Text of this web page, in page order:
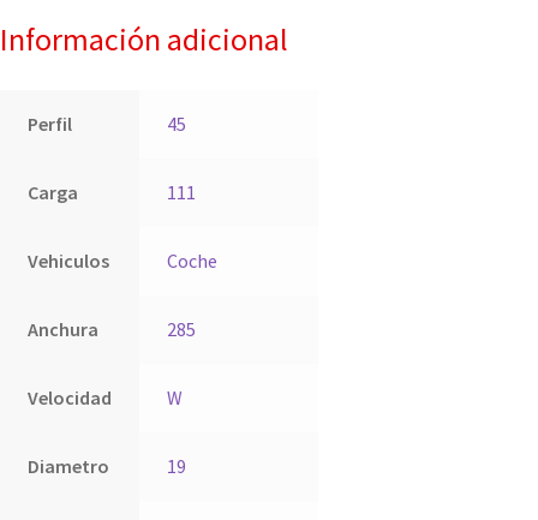
Información adicional
Perfil 45
Carga 111
Vehiculos Coche
Anchura 285
Velocidad W
Diametro 19